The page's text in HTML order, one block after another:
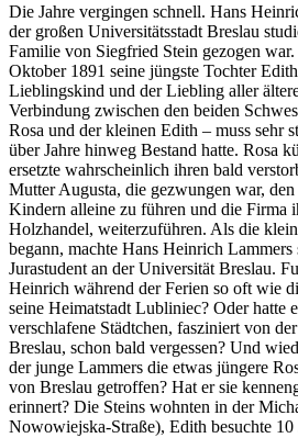
Die Jahre vergingen schnell. Hans
der großen Universitätsstadt Breslau
Familie von Siegfried Stein gezogen
Oktober 1891 seine jüngste Tochter
Lieblingskind und der Liebling aller
Verbindung zwischen den beiden
Rosa und der kleinen Edith – muss sehr
über Jahre hinweg Bestand hatte. Rosa
ersetzte wahrscheinlich ihren bald
Mutter Augusta, die gezwungen war,
Kindern alleine zu führen und die Firma
Holzhandel, weiterzuführen. Als die
begann, machte Hans Heinrich Lammers
Jurastudent an der Universität Breslau.
Heinrich während der Ferien so oft wie
seine Heimatstadt Lubliniec? Oder hatte
verschlafene Städtchen, fasziniert von
Breslau, schon bald vergessen? Und
der junge Lammers die etwas jüngere
von Breslau getroffen? Hat er sie
erinnert? Die Steins wohnten in der
Nowowiejska-Straße), Edith besuchte 10